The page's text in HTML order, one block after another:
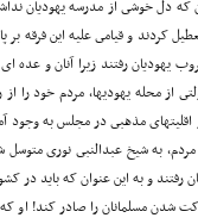
دل خوشى از مدرسه یهودیان
کردند و قیامى علیه این فرقه
یهودیان رفتند زیرا آنان و عده
از محله یهودیها، مردم خود را از
مذهبى در مجلس به وجود
به شیخ عبدالنبى نورى
رفتند و به این عنوان که باید
مسلمانان را صادر کند! او که